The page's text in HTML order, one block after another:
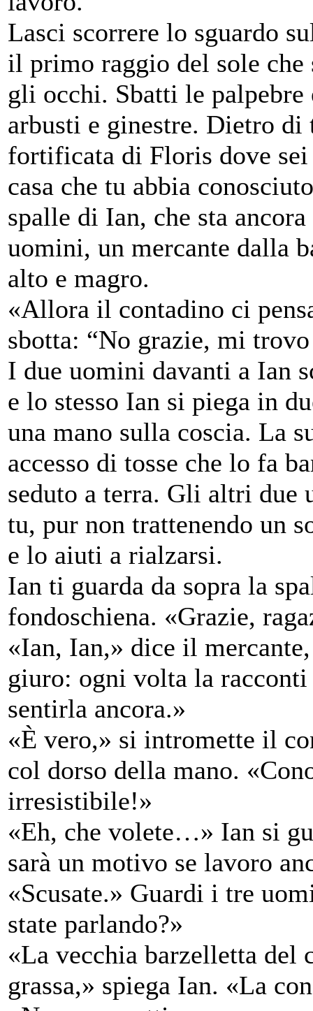
Lasci scorrere lo sguardo
il primo raggio del sole che
gli occhi. Sbatti le
arbusti e ginestre. Dietro di
fortificata di Floris dove
casa che tu abbia
spalle di Ian, che sta
uomini, un mercante dalla
alto e magro.
«Allora il contadino ci
sbotta: “No grazie, mi
I due uomini davanti a Ian
e lo stesso Ian si piega in
una mano sulla coscia. La
accesso di tosse che lo fa
seduto a terra. Gli altri due
tu, pur non trattenendo un
e lo aiuti a rialzarsi.
Ian ti guarda da sopra la
fondoschiena. «Grazie,
«Ian, Ian,» dice il
giuro: ogni volta la
sentirla ancora.»
«È vero,» si intromette il
col dorso della mano.
irresistibile!»
«Eh, che volete…» Ian si
sarà un motivo se lavoro
«Scusate.» Guardi i tre
state parlando?»
«La vecchia barzelletta del
grassa,» spiega Ian. «La